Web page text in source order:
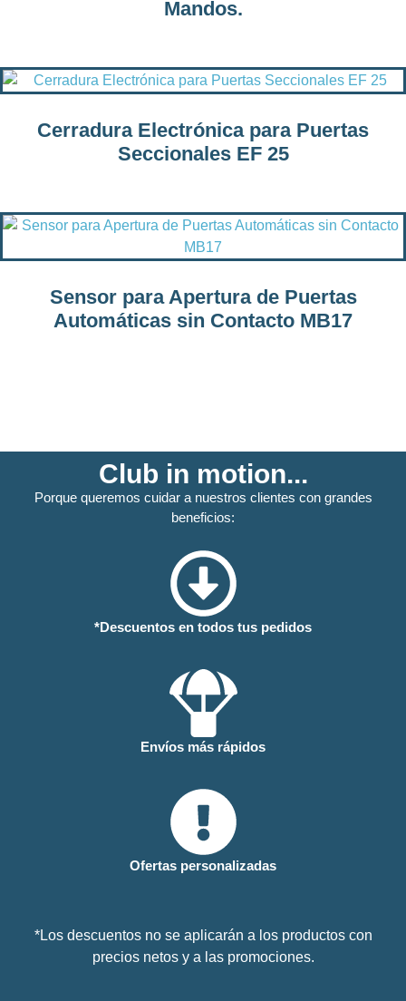
Mandos.
Cerradura Electrónica para Puertas
Seccionales EF 25
Sensor para Apertura de Puertas
Automáticas sin Contacto MB17
Club in motion...
Porque queremos cuidar a nuestros clientes con grandes
beneficios:
*Descuentos en todos tus pedidos
Envíos más rápidos
Ofertas personalizadas
*Los descuentos no se aplicarán a los productos con
precios netos y a las promociones.